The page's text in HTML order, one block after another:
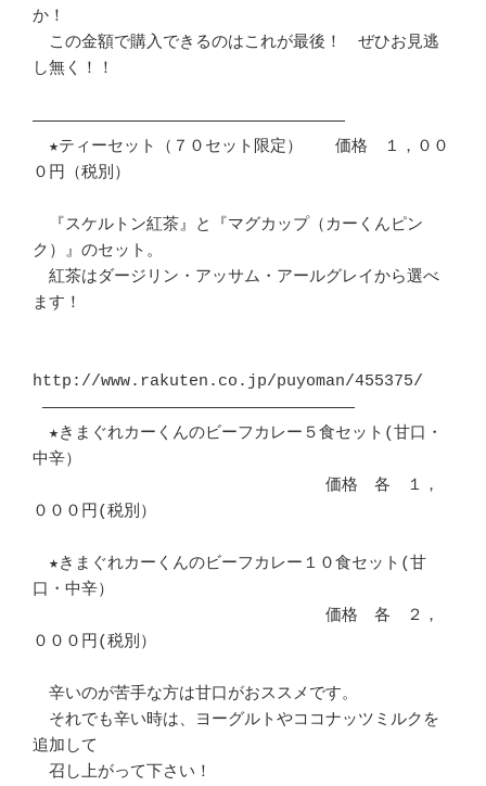
か！
この金額で購入できるのはこれが最後！　ぜひお見逃
し無く！！
――――――――――――――――――――――――――――――――
★ティーセット（７０セット限定）　　価格　１，００
０円（税別）
『スケルトン紅茶』と『マグカップ（カーくんピン
ク）』のセット。
紅茶はダージリン・アッサム・アールグレイから選べ
ます！
http://www.rakuten.co.jp/puyoman/455375/
★きまぐれカーくんのビーフカレー５食セット(甘口・
中辛）
価格　各　１，
０００円(税別）
★きまぐれカーくんのビーフカレー１０食セット(甘
口・中辛）
価格　各　２，
０００円(税別）
辛いのが苦手な方は甘口がおススメです。
それでも辛い時は、ヨーグルトやココナッツミルクを
追加して
召し上がって下さい！